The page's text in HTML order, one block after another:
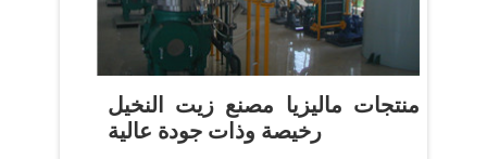
منتجات ماليزيا مصنع زيت النخيل
رخيصة وذات جودة عالية